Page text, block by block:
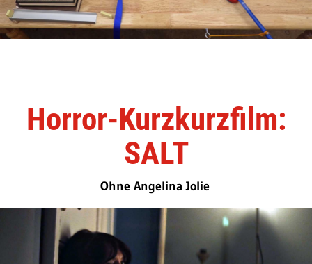
Horror-Kurzkurzfilm:
SALT
Ohne Angelina Jolie